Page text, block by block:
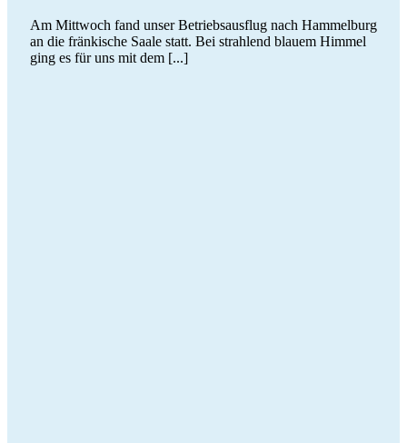
Am Mittwoch fand unser Betriebsausflug nach Hammelburg
an die fränkische Saale statt. Bei strahlend blauem Himmel
ging es für uns mit dem [...]